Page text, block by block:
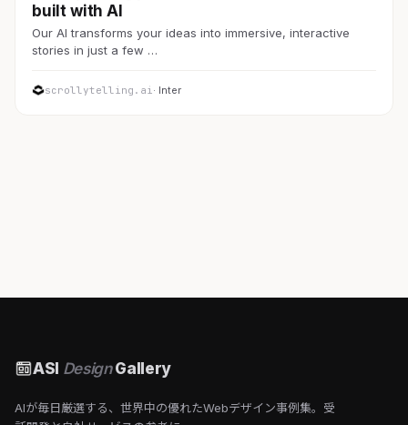
built with AI
Our AI transforms your ideas into immersive, interactive
stories in just a few …
scrollytelling.ai· Inter
ASI DesignGallery
AIが毎日厳選する、世界中の優れたWebデザイン事例集。受